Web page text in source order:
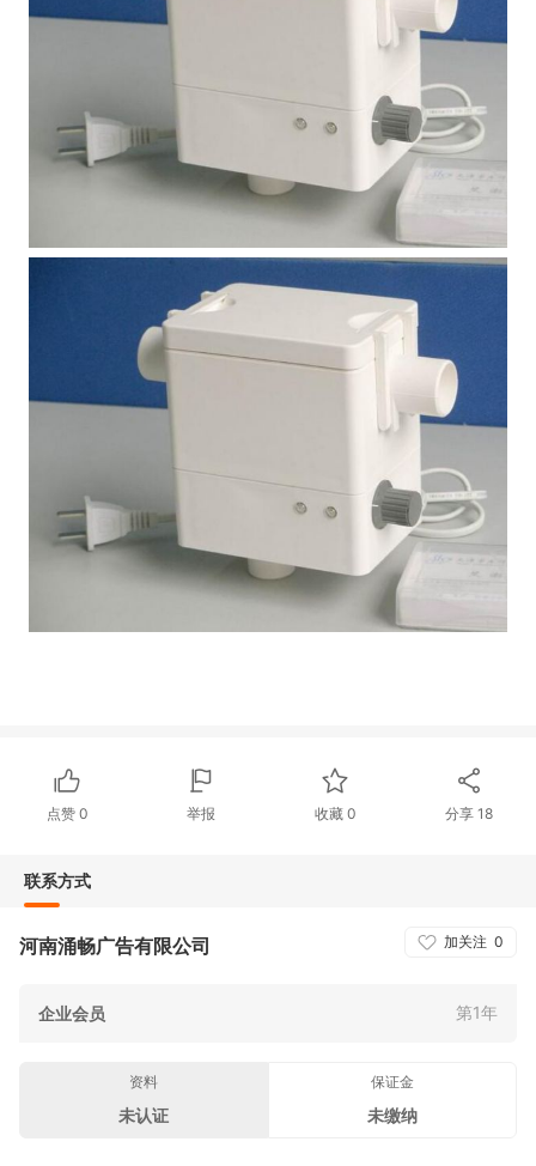
点赞 0 举报 收藏 0 分享 18
联系方式
加关注 0
河南涌畅广告有限公司
企业会员 第1年
资料
未认证
保证金
未缴纳